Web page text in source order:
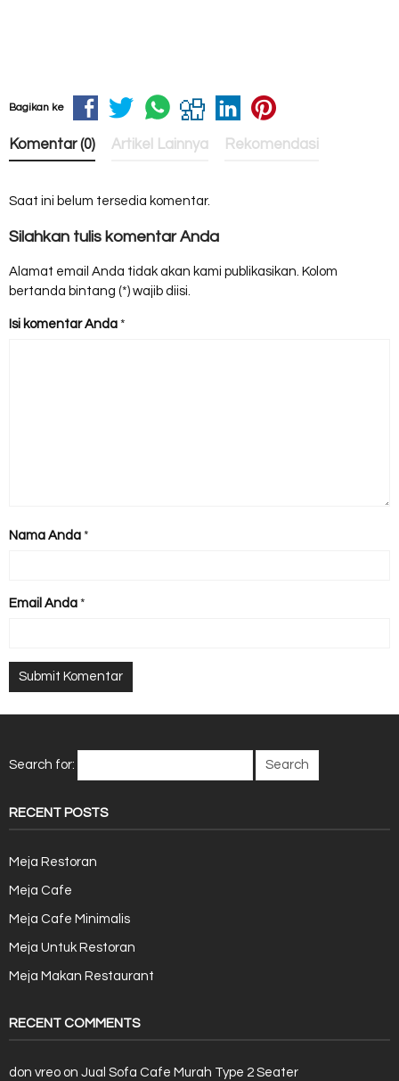
Bagikan ke
Komentar (0) Artikel Lainnya Rekomendasi
Saat ini belum tersedia komentar.
Silahkan tulis komentar Anda
Alamat email Anda tidak akan kami publikasikan. Kolom
bertanda bintang (*) wajib diisi.
Isi komentar Anda *
Nama Anda *
Email Anda *
Search for:
RECENT POSTS
Meja Restoran
Meja Cafe
Meja Cafe Minimalis
Meja Untuk Restoran
Meja Makan Restaurant
RECENT COMMENTS
don vreo on Jual Sofa Cafe Murah Type 2 Seater